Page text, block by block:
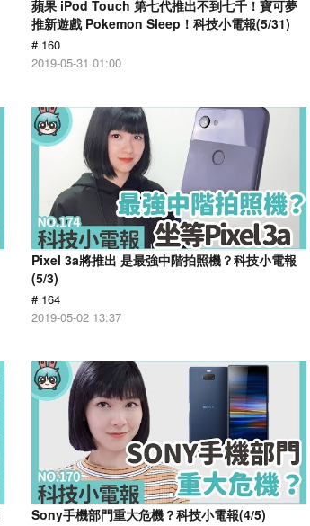
蘋果 iPod Touch 第七代推出不到七千！寶可夢
推新遊戲 Pokemon Sleep！科技小電報(5/31)
# 160
2019-05-31 01:00
Pixel 3a將推出 是最強中階拍照機？科技小電報
(5/3)
# 164
2019-05-02 13:37
Sony手機部門重大危機？科技小電報(4/5)